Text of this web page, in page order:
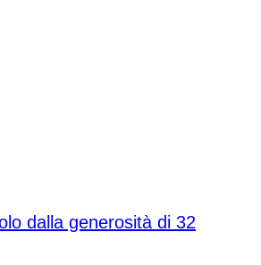
dalla generosità di 32